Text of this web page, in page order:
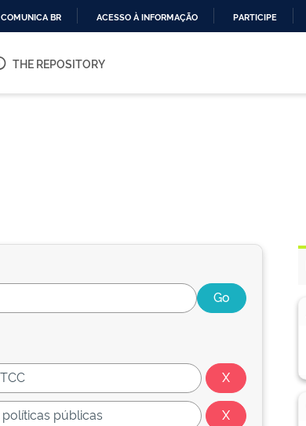
O
COMUNICA BR ACESSO À INFORMAÇÃO PARTICIPE
THE REPOSITORY